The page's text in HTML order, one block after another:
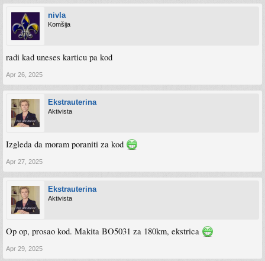
nivla
Komšija
radi kad uneses karticu pa kod
Apr 26, 2025
Ekstrauterina
Aktivista
Izgleda da moram poraniti za kod
Apr 27, 2025
Ekstrauterina
Aktivista
Op op, prosao kod. Makita BO5031 za 180km, ekstrica
Apr 29, 2025